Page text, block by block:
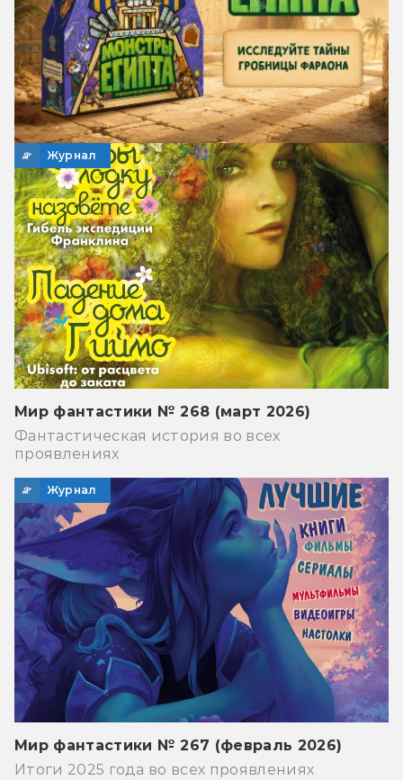
Журнал
Мир фантастики № 268 (март 2026)
Фантастическая история во всех
проявлениях
Журнал
Мир фантастики № 267 (февраль 2026)
Итоги 2025 года во всех проявлениях